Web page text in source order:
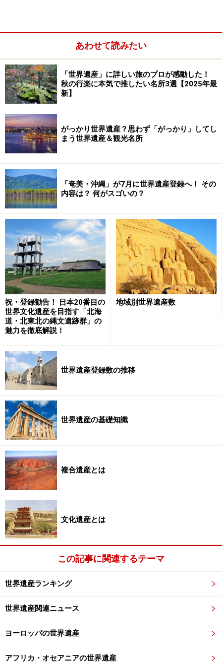
遺産を見直していこうという宣言がなされた。
ヨーロッパの物件
都市と信仰に関する物件
キリスト教に関する物件
先史時代と20世紀以外の物件
優品としての建築物件
そして、現時点で研究が進んでおり、新たに世界遺産と
しての価値を見出し保護するよう以下の種別が提示され
た。
産業遺産
20世紀建築
文化的景観
文化的景観、産業遺産両面が評価された「石見銀山遺跡とそ
の文化的景観」
最近登録された日本の世界遺産や、あるいは今後世界遺
産を目指す暫定リスト記載の物件はこの3つを掲げるも
のが多く、たとえば2004年登録の「紀伊山地の霊場と参
詣道」は文化的景観、2007年登録の「石見銀山遺跡とそ
の文化的景観」は文化的景観と産業遺産、暫定リストの
中では「富士山」が文化的景観、「富岡製糸場と絹産業
遺産群」は産業遺産、「国立西洋美術館本館」は20世紀
建築を前面に押し出している。
世界遺産の登録数やその内容は毎年活発に論議され、少
しずつ形を変えている。今後も注目していく必要がある
ようだ。
＜世界遺産の数と国別ランキング＞
世界遺産ってどれくらいあるの？
世界遺産登録数の推移
地域別世界遺産数
世界遺産登録数 国別ランキング
※記事内容は執筆時点のものです。最新の内容をご確認くださ
い。
※海外を訪れる際には最新情報の入手に努め、「
ホームページ 」を確認するなど、安全確保に十分注意を払ってく
あわせて読みたい
「世界遺産」に詳しい旅のプロが感動した！
秋の行楽に本気で推したい名所3選【2025年最
新】
がっかり世界遺産？思わず「がっかり」してし
まう世界遺産＆観光名所
「奄美・沖縄」が7月に世界遺産登録へ！ その
内容は？ 何がスゴいの？
祝・登録勧告！ 日本20番目の
世界文化遺産を目指す「北海
道・北東北の縄文遺跡群」の
魅力を徹底解説！
地域別世界遺産数
世界遺産登録数の推移
世界遺産の基礎知識
複合遺産とは
文化遺産とは
この記事に関連するテーマ
世界遺産ランキング
世界遺産関連ニュース
ヨーロッパの世界遺産
アフリカ・オセアニアの世界遺産